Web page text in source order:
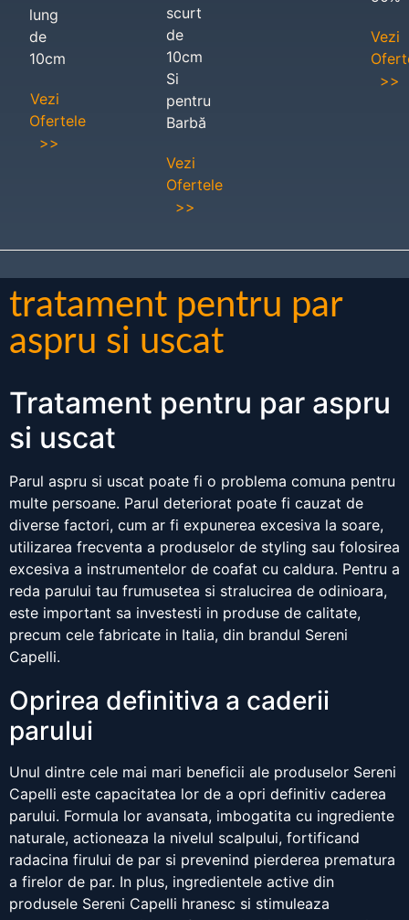
lung
de
10cm
Vezi
Ofertele
>>
scurt
de
10cm
Si
pentru
Barbă
Vezi
Ofertele
>>
Vezi
>>
tratament pentru par
aspru si uscat
Tratament pentru par aspru
si uscat
Parul aspru si uscat poate fi o problema comuna pentru
multe persoane. Parul deteriorat poate fi cauzat de
diverse factori, cum ar fi expunerea excesiva la soare,
utilizarea frecventa a produselor de styling sau folosirea
excesiva a instrumentelor de coafat cu caldura. Pentru a
reda parului tau frumusetea si stralucirea de odinioara,
este important sa investesti in produse de calitate,
precum cele fabricate in Italia, din brandul Sereni
Capelli.
Oprirea definitiva a caderii
parului
Unul dintre cele mai mari beneficii ale produselor Sereni
Capelli este capacitatea lor de a opri definitiv caderea
parului. Formula lor avansata, imbogatita cu ingrediente
naturale, actioneaza la nivelul scalpului, fortificand
radacina firului de par si prevenind pierderea prematura
a firelor de par. In plus, ingredientele active din
produsele Sereni Capelli hranesc si stimuleaza